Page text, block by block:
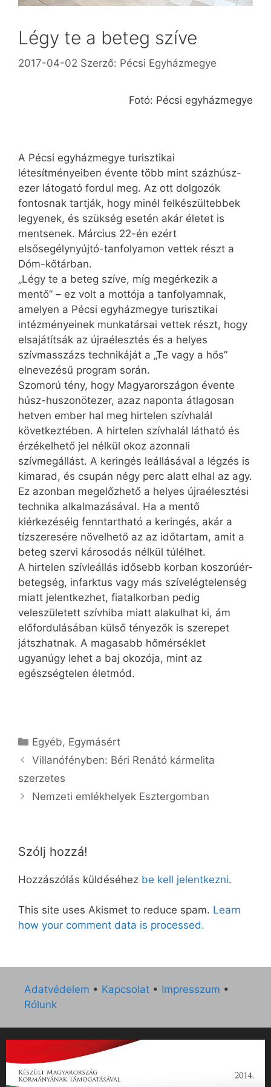
Légy te a beteg szíve
2017-04-02 Szerző: Pécsi Egyházmegye
Fotó: Pécsi egyházmegye
A Pécsi egyházmegye turisztikai
létesítményeiben évente több mint százhúsz-
ezer látogató fordul meg. Az ott dolgozók
fontosnak tartják, hogy minél felkészültebbek
legyenek, és szükség esetén akár életet is
mentsenek. Március 22-én ezért
elsősegélynyújtó-tanfolyamon vettek részt a
Dóm-kőtárban.
„Légy te a beteg szíve, míg megérkezik a
mentő” – ez volt a mottója a tanfolyamnak,
amelyen a Pécsi egyházmegye turisztikai
intézményeinek munkatársai vettek részt, hogy
elsajátítsák az újraélesztés és a helyes
szívmasszázs technikáját a „Te vagy a hős”
elnevezésű program során.
Szomorú tény, hogy Magyarországon évente
húsz-huszonötezer, azaz naponta átlagosan
hetven ember hal meg hirtelen szívhalál
következtében. A hirtelen szívhalál látható és
érzékelhető jel nélkül okoz azonnali
szívmegállást. A keringés leállásával a légzés is
kimarad, és csupán négy perc alatt elhal az agy.
Ez azonban megelőzhető a helyes újraélesztési
technika alkalmazásával. Ha a mentő
kiérkezéséig fenntartható a keringés, akár a
tízszeresére növelhető az az időtartam, amit a
beteg szervi károsodás nélkül túlélhet.
A hirtelen szívleállás idősebb korban koszorúér-
betegség, infarktus vagy más szívelégtelenség
miatt jelentkezhet, fiatalkorban pedig
veleszületett szívhiba miatt alakulhat ki, ám
előfordulásában külső tényezők is szerepet
játszhatnak. A magasabb hőmérséklet
ugyanúgy lehet a baj okozója, mint az
egészségtelen életmód.
Kategória
Egyéb, Egymásért
Villanófényben: Béri Renátó kármelita
szerzetes
Nemzeti emlékhelyek Esztergomban
Szólj hozzá!
Hozzászólás küldéséhez be kell jelentkezni.
This site uses Akismet to reduce spam. Learn
how your comment data is processed.
Adatvédelem • Kapcsolat • Impresszum •
Rólunk